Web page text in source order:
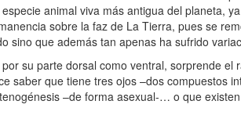
animal viva más antigua del planeta,
sobre la faz de La Tierra, pues se
sino que además tan apenas ha sufrido
su parte dorsal como ventral, sorprende
saber que tiene tres ojos –dos compuestos
–de forma asexual-… o que